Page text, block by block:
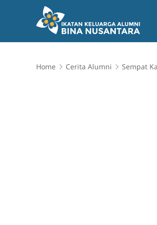
Home Cerita Alumni Sempat